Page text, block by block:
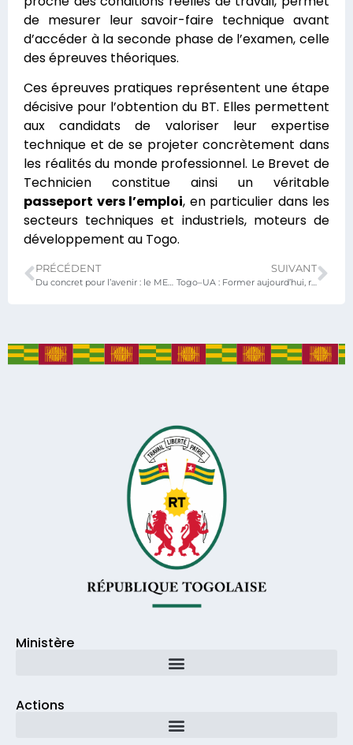
de mesurer leur savoir-faire technique avant
d’accéder à la seconde phase de l’examen, celle
des épreuves théoriques.
Ces épreuves pratiques représentent une étape
décisive pour l’obtention du BT. Elles permettent
aux candidats de valoriser leur expertise
technique et de se projeter concrètement dans
les réalités du monde professionnel. Le Brevet de
Technicien constitue ainsi un véritable
passeport vers l’emploi, en particulier dans les
secteurs techniques et industriels, moteurs de
développement au Togo.
PRÉCÉDENT SUIVANT
Togo–UA : Former aujourd’hui, réussir demain
Ministère
Actions